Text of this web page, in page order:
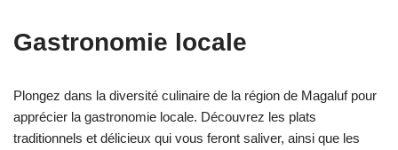
Gastronomie locale
Plongez dans la diversité culinaire de la région de Magaluf pour
apprécier la gastronomie locale. Découvrez les plats
traditionnels et délicieux qui vous feront saliver, ainsi que les